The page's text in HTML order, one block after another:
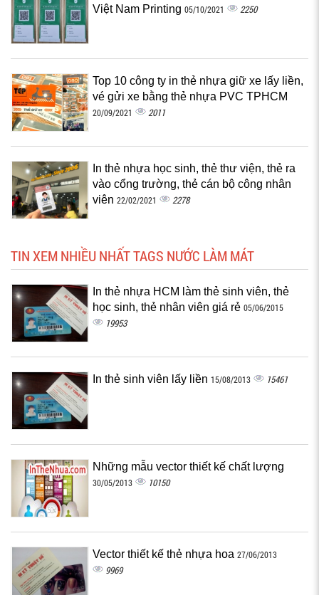
Việt Nam Printing 05/10/2021 2250
Top 10 công ty in thẻ nhựa giữ xe lấy liền,
vé gửi xe bằng thẻ nhựa PVC TPHCM
20/09/2021 2011
In thẻ nhựa học sinh, thẻ thư viện, thẻ ra
vào cổng trường, thẻ cán bộ công nhân
viên 22/02/2021 2278
TIN XEM NHIỀU NHẤT TAGS NƯỚC LÀM MÁT
In thẻ nhựa HCM làm thẻ sinh viên, thẻ
học sinh, thẻ nhân viên giá rẻ 05/06/2015
19953
In thẻ sinh viên lấy liền 15/08/2013 15461
Những mẫu vector thiết kế chất lượng
30/05/2013 10150
Vector thiết kế thẻ nhựa hoa 27/06/2013
9969